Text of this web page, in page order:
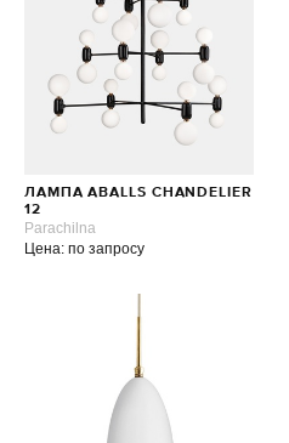
ЛАМПА ABALLS CHANDELIER
12
Parachilna
Цена: по запросу